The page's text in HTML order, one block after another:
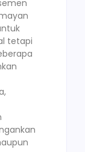
tetapi